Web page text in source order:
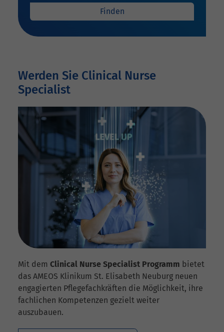
Finden
Werden Sie Clinical Nurse
Specialist
Mit dem Clinical Nurse Specialist Programm bietet
das AMEOS Klinikum St. Elisabeth Neuburg neuen
engagierten Pflegefachkräften die Möglichkeit, ihre
fachlichen Kompetenzen gezielt weiter
auszubauen.